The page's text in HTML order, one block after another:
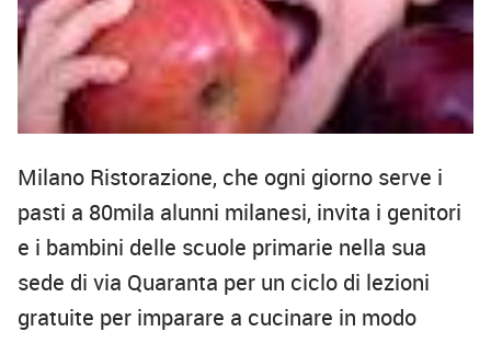
Milano Ristorazione, che ogni giorno serve i
pasti a 80mila alunni milanesi, invita i genitori
e i bambini delle scuole primarie nella sua
sede di via Quaranta per un ciclo di lezioni
gratuite per imparare a cucinare in modo